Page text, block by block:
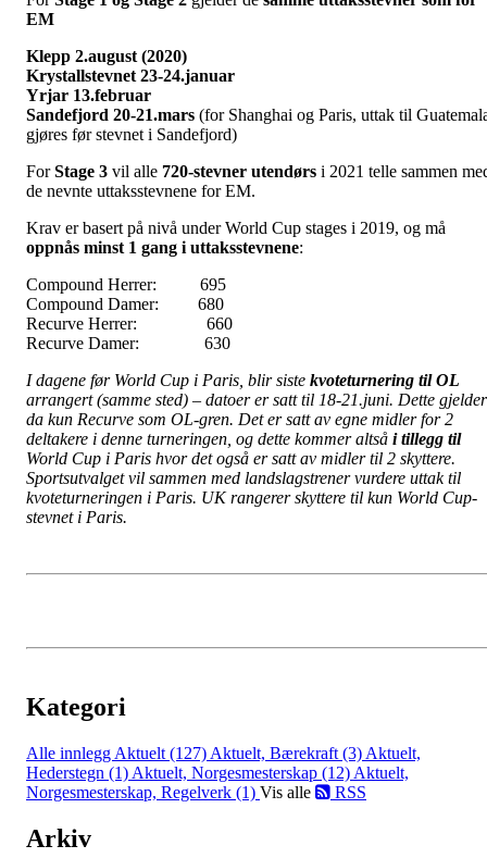
EM
Klepp 2.august (2020)
Krystallstevnet 23-24.januar
Yrjar 13.februar
Sandefjord 20-21.mars (for Shanghai og Paris, uttak til
gjøres før stevnet i Sandefjord)
ForStage 3 vil alle 720-stevner utendørs i 2021 telle sammen
de nevnte uttaksstevnene for EM.
Krav er basert på nivå under World Cup stages i 2019, og må
oppnås minst 1 gang i uttaksstevnene:
Compound Herrer: 695
Compound Damer: 680
Recurve Herrer: 660
Recurve Damer: 630
I dagene før World Cup i Paris, blir siste kvoteturnering til OL
arrangert (samme sted) – datoer er satt til 18-21.juni. Dette gjelder
da kun Recurve som OL-gren. Det er satt av egne midler for 2
deltakere i denne turneringen, og dette kommer altså i tillegg til
World Cup i Paris hvor det også er satt av midler til 2 skyttere.
Sportsutvalget vil sammen med landslagstrener vurdere uttak til
kvoteturneringen i Paris. UK rangerer skyttere til kun World Cup-
stevnet i Paris.
Kategori
Alle innlegg Aktuelt (127) Aktuelt, Bærekraft (3) Aktuelt,
Hederstegn (1) Aktuelt, Norgesmesterskap (12) Aktuelt,
Norgesmesterskap, Regelverk (1) Vis alle RSS
Arkiv